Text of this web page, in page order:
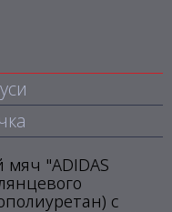
"ADIDAS
с